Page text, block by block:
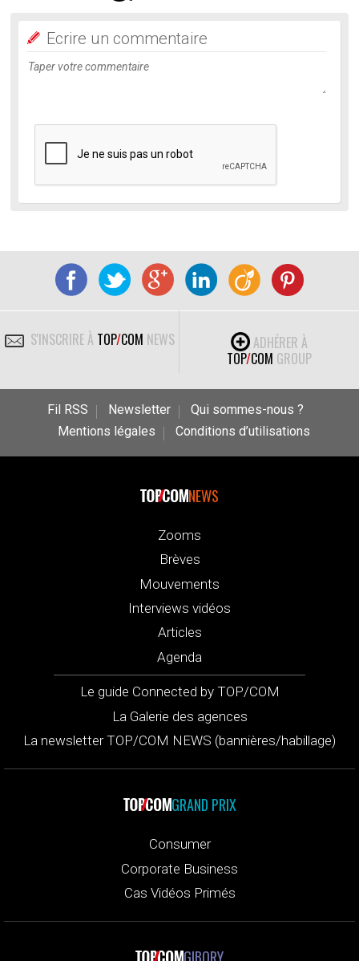
Ecrire un commentaire
S'INSCRIRE À TOP/COM NEWS
ADHÉRER À
TOP/COM GROUP
Fil RSS Newsletter
Qui sommes-nous ?
Mentions légales
Conditions d’utilisations
NEWS
Zooms
Brèves
Mouvements
Interviews vidéos
Articles
Agenda
Le guide Connected by TOP/COM
La Galerie des agences
La newsletter TOP/COM NEWS (bannières/habillage)
GRAND PRIX
Consumer
Corporate Business
Cas Vidéos Primés